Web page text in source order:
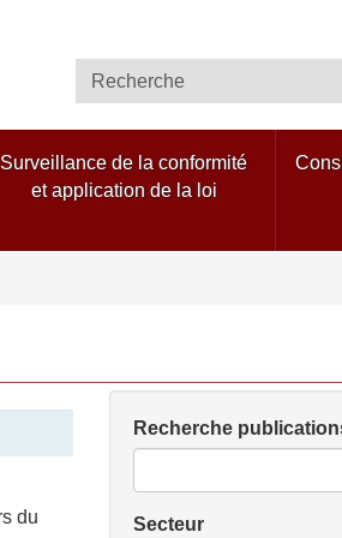
Surveillance de la conformité
et application de la loi
du
Recherche
Secteur